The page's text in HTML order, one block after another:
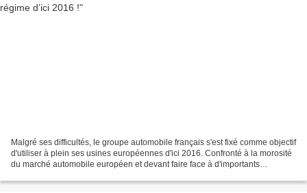
Malgré ses difficultés, le groupe automobile français s'est fixé comme objectif
d'utiliser à plein ses usines européennes d'ici 2016. Confronté à la morosité
du marché automobile européen et devant faire face à d'importants